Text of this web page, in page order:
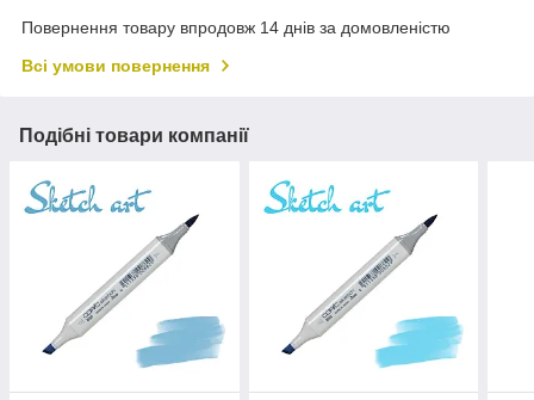
Повернення товару впродовж 14 днів за домовленістю
Всі умови повернення
Подібні товари компанії